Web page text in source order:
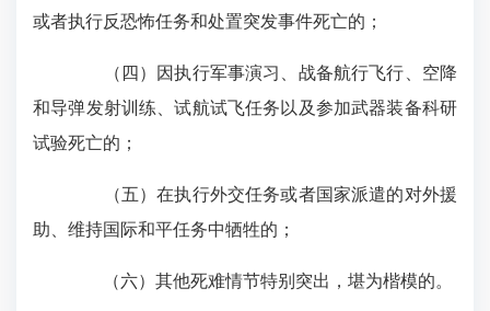
或者执行反恐怖任务和处置突发事件死亡的；
（四）因执行军事演习、战备航行飞行、空降
和导弹发射训练、试航试飞任务以及参加武器装备科研
试验死亡的；
（五）在执行外交任务或者国家派遣的对外援
助、维持国际和平任务中牺牲的；
（六）其他死难情节特别突出，堪为楷模的。